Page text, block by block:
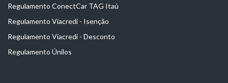
Regulamento ConectCar TAG Itaú
Regulamento Viacredi - Isenção
Regulamento Viacredi - Desconto
Regulamento Únilos